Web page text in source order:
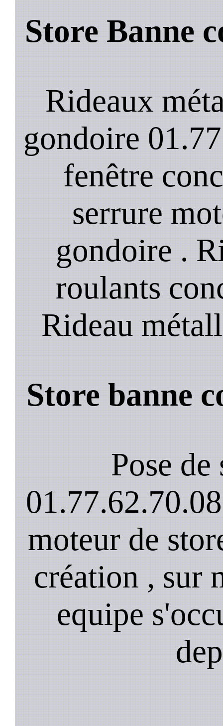
Store Banne
Rideaux
gondoire
fenêtre
serrure
gondoire .
roulants
Rideau
Store banne
Pose de
moteur de
création , sur
equipe